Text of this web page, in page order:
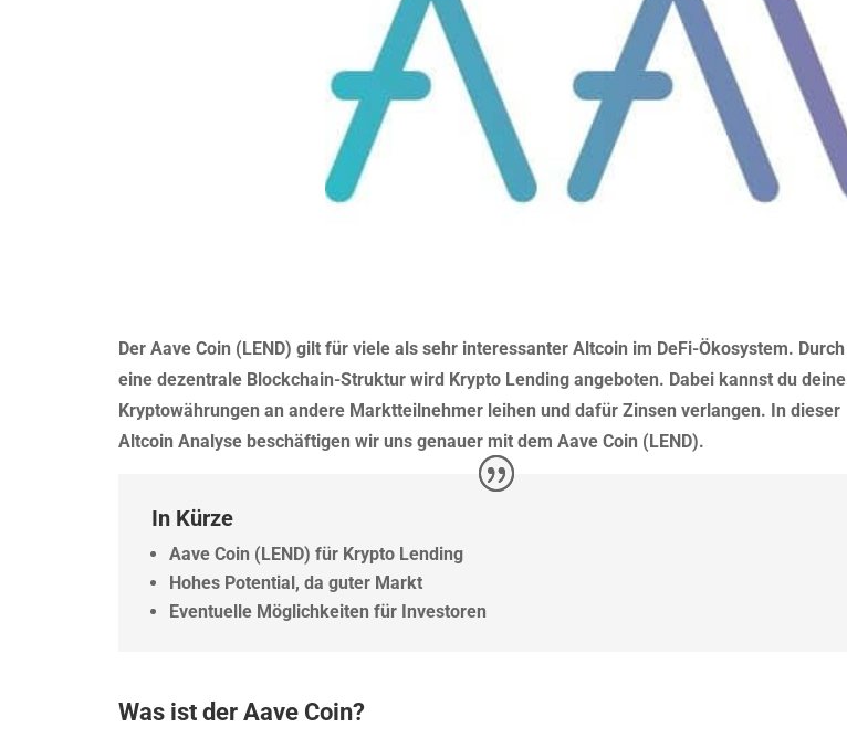
Der Aave Coin (LEND) gilt für viele als sehr interessanter Altcoin im DeFi-Ökosystem. Durch
eine dezentrale Blockchain-Struktur wird Krypto Lending angeboten. Dabei kannst du deine
Kryptowährungen an andere Marktteilnehmer leihen und dafür Zinsen verlangen. In dieser
Altcoin Analyse beschäftigen wir uns genauer mit dem Aave Coin (LEND).
In Kürze
Aave Coin (LEND) für Krypto Lending
Hohes Potential, da guter Markt
Eventuelle Möglichkeiten für Investoren
Was ist der Aave Coin?